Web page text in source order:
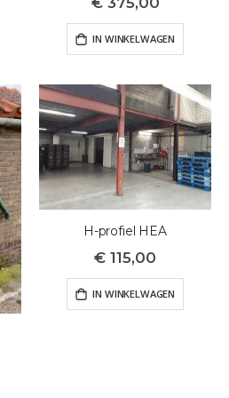
IN WINKELWAGEN
H-profiel HEA
€ 115,00
IN WINKELWAGEN